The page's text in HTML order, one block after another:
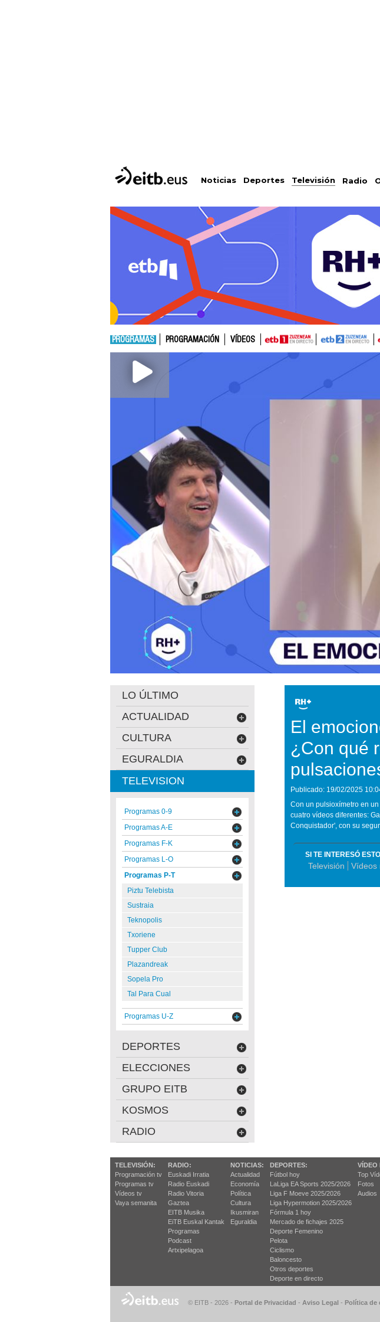
Noticias Deportes Televisión Radio
PROGRAMAS PROGRAMACIÓN VÍDEOS
El
¿Con qué
Publicado: 19/02/2025
Con un pulsioxímetro en
cuatro vídeos diferentes:
Conquistador', con su
SI TE INTERESÓ
Televisión Vídeos
LO ÚLTIMO
ACTUALIDAD
CULTURA
EGURALDIA
TELEVISION
Programas 0-9
Programas A-E
Programas F-K
Programas L-O
Programas P-T
Piztu Telebista
Sustraia
Teknopolis
Txoriene
Tupper Club
Plazandreak
Sopela Pro
Tal Para Cual
Programas U-Z
DEPORTES
ELECCIONES
GRUPO EITB
KOSMOS
RADIO
TELEVISIÓN:
Programación tv
Programas tv
Vídeos tv
Vaya semanita
RADIO:
Euskadi Irratia
Radio Euskadi
Radio Vitoria
Gaztea
EITB Musika
EiTB Euskal Kantak
Programas
Podcast
Artxipelagoa
NOTICIAS:
Actualidad
Economía
Política
Cultura
Ikusmiran
Eguraldia
DEPORTES:
Fútbol hoy
LaLiga EA Sports 2025/2026
Liga F Moeve 2025/2026
Liga Hypermotion 2025/2026
Fórmula 1 hoy
Mercado de fichajes 2025
Deporte Femenino
Pelota
Ciclismo
Baloncesto
Otros deportes
Deporte en directo
VÍDEO
Top
Fotos
Audios
© EITB - 2026 - Portal de Privacidad - Aviso Legal - Política de